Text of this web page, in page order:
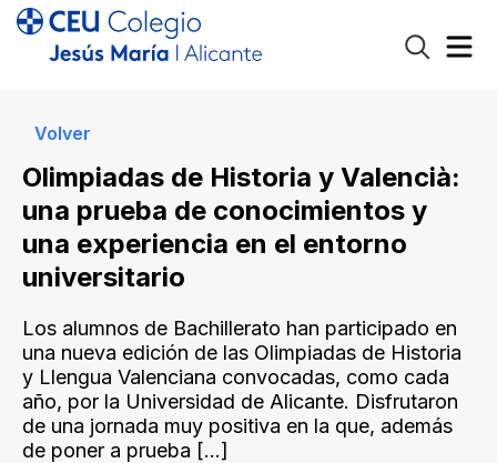
Volver
Olimpiadas de Historia y Valencià:
una prueba de conocimientos y
una experiencia en el entorno
universitario
Los alumnos de Bachillerato han participado en
una nueva edición de las Olimpiadas de Historia
y Llengua Valenciana convocadas, como cada
año, por la Universidad de Alicante. Disfrutaron
de una jornada muy positiva en la que, además
de poner a prueba […]